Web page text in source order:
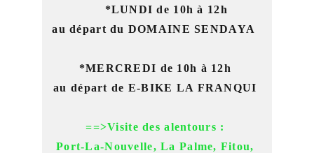
     *LUNDI de 10h à 12h
au départ du DOMAINE SENDAYA
*MERCREDI de 10h à 12h
au départ de E-BIKE LA FRANQUI
==>Visite des alentours :
Port-La-Nouvelle, La Palme, Fitou,